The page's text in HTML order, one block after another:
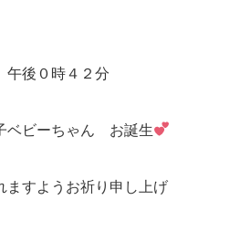
後０時４２分
ベビーちゃん お誕生
ますようお祈り申し上げ